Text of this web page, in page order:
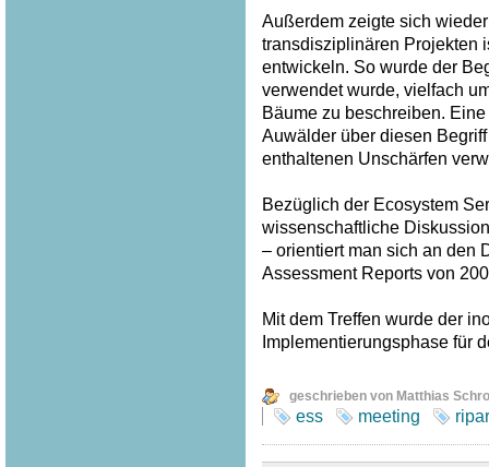
Außerdem zeigte sich
transdisziplinären Projekten
entwickeln. So wurde der
verwendet wurde, vielfach
Bäume zu beschreiben.
Auwälder über diesen
enthaltenen Unschärfen
Bezüglich der Ecosystem
wissenschaftliche
– orientiert man sich an den
Assessment Reports von
Mit dem Treffen wurde der
Implementierungsphase für
geschrieben von Matthias
ess meeting